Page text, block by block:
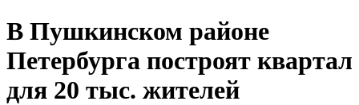
В Пушкинском районе
Петербурга построят квартал
для 20 тыс. жителей